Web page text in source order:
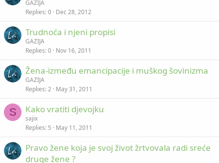
GAZIJA
Replies 0 Dec 28, 2012
Trudnoća i njeni propisi
GAZIJA
Replies 0 Nov 16, 2011
Žena-između emancipacije i muškog šovinizma
GAZIJA
Replies 2 May 31, 2011
S Kako vratiti djevojku
sajix
Replies 5 May 11, 2011
Pravo žene koja je svoj život žrtvovala radi sreće
druge žene ?